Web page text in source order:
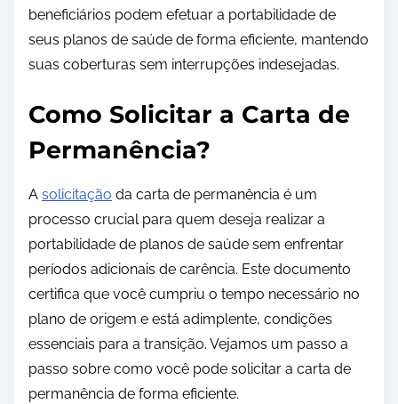
beneficiários podem efetuar a portabilidade de
seus planos de saúde de forma eficiente, mantendo
suas coberturas sem interrupções indesejadas.
Como Solicitar a Carta de
Permanência?
A solicitação da carta de permanência é um
processo crucial para quem deseja realizar a
portabilidade de planos de saúde sem enfrentar
períodos adicionais de carência. Este documento
certifica que você cumpriu o tempo necessário no
plano de origem e está adimplente, condições
essenciais para a transição. Vejamos um passo a
passo sobre como você pode solicitar a carta de
permanência de forma eficiente.